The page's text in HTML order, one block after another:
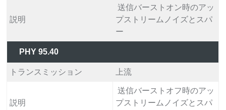
説明
送信バーストオン時のアッ
プストリームノイズとスパ
ー
PHY 95.40
トランスミッション 上流
説明
送信バーストオフ時のアッ
プストリームノイズとスパ